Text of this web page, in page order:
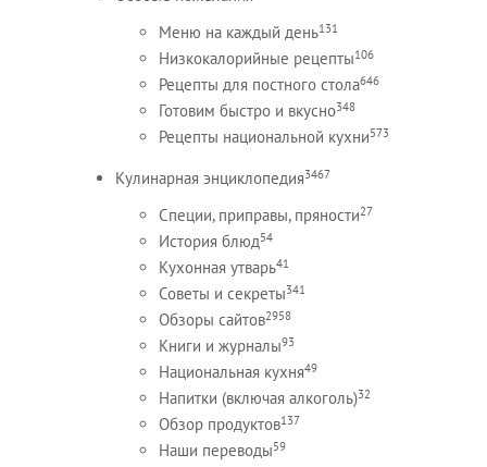
Меню на каждый день131
Низкокалорийные рецепты106
Рецепты для постного стола646
Готовим быстро и вкусно348
Рецепты национальной кухни573
Кулинарная энциклопедия3467
Специи, приправы, пряности27
История блюд54
Кухонная утварь41
Советы и секреты341
Обзоры сайтов2958
Книги и журналы93
Национальная кухня49
Напитки (включая алкоголь)32
Обзор продуктов137
Наши переводы59